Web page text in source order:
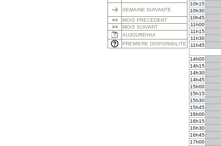
SEMAINE SUIVANTE
<<
MOIS PRECEDENT
>>
MOIS SUIVANT
AUJOURD'HUI
PREMIERE DISPONIBILITE
10h15
10h30
10h45
11h00
11h15
11h30
11h45
14h00
14h15
14h30
14h45
15h00
15h15
15h30
15h45
16h00
16h15
16h30
16h45
17h00